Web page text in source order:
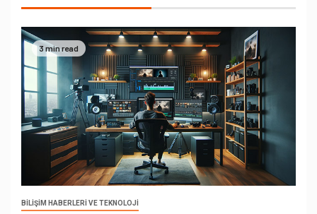
3 min read
BILIŞIM HABERLERI VE TEKNOLOJI